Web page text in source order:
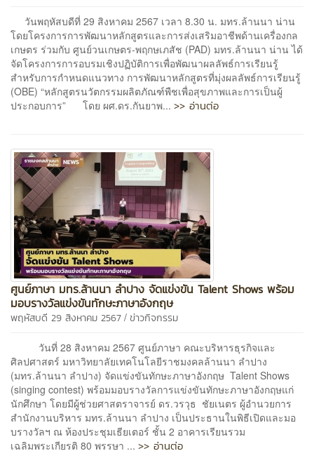
วันพฤหัสบดีที่ 29 สิงหาคม 2567 เวลา 8.30 น. มทร.ล้านนา น่าน
โดยโครงการการพัฒนาหลักสูตรและการส่งเสริมอาชีพด้านเครื่องกล
เกษตร ร่วมกับ ศูนย์วนเกษตร-พฤกษเภสัช (PAD) มทร.ล้านนา น่าน ได้
จัดโครงการการอบรมเชิงปฏิบัติการเพื่อพัฒนาผลลัพธ์การเรียนรู้
สำหรับการกำหนดแนวทาง การพัฒนาหลักสูตรที่มุ่งผลลัพธ์การเรียนรู้
(OBE) “หลักสูตรนวัตกรรมผลิตภัณฑ์พืชเพื่อสุขภาพและการเป็นผู้
ประกอบการ” โดย ผศ.ดร.กันยาพ... >> อ่านต่อ
ศูนย์ภาษา มทร.ล้านนา ลำปาง จัดแข่งขัน Talent Shows พร้อม
มอบรางวัลแข่งขันทักษะภาษาอังกฤษ
พฤหัสบดี 29 สิงหาคม 2567 / ข่าวกิจกรรม
วันที่ 28 สิงหาคม 2567 ศูนย์ภาษา คณะบริหารธุรกิจและ
ศิลปศาสตร์ มหาวิทยาลัยเทคโนโลยีราชมงคลล้านนา ลำปาง
(มทร.ล้านนา ลำปาง) จัดแข่งขันทักษะภาษาอังกฤษ Talent Shows
(singing contest) พร้อมมอบรางวัลการแข่งขันทักษะภาษาอังกฤษแก่
นักศึกษา โดยมีผู้ช่วยศาสตราจารย์ ดร.วรวุธ ชัยเนตร ผู้อำนวยการ
สำนักงานบริหาร มทร.ล้านนา ลำปาง เป็นประธานในพิธีเปิดและมอ
บรางวัลฯ ณ ห้องประชุมเธียเตอร์ ชั้น 2 อาคารเรียนรวม
เฉลิมพระเกียรติ 80 พรรษา ... >> อ่านต่อ